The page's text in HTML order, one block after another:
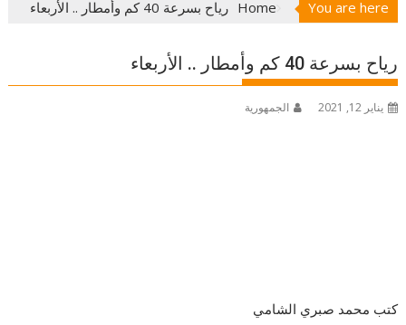
You are here
Home رياح بسرعة 40 كم وأمطار .. الأربعاء
رياح بسرعة 40 كم وأمطار .. الأربعاء
يناير 12, 2021 الجمهورية
كتب محمد صبري الشامي